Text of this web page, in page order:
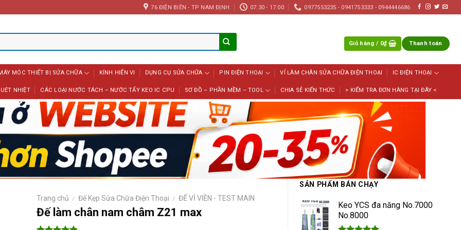
76 ĐIỆN BIÊN - TP NAM ĐỊNH 07:30 - 17:00 0977553235 - 0941753333 - 0944446686
Giỏ hàng / 0₫ Thanh toán
MÓC THIẾT BỊ SỬA CHỮA KÍNH HIỂN VI DỤNG CỤ SỬA CHỮA PIN ĐIỆN THOẠI VỈ LÀM CHÂN SỬA CHỮA ĐIỆN THOẠI IC ĐIỆN THOẠI
NHIỆT CÁC LOẠI NƯỚC TÁCH – NƯỚC TẨY KEO IC CPU SƠ ĐỒ – PHẦN MỀM – TOOL CHIA SẺ KIẾN THỨC > KIỂM TRA ĐƠN HÀNG TẠI ĐÂY <
SẢN PHẨM BÁN CHẠY
Keo YCS đa năng No.7000
No.8000
Trang chủ / Đế Kẹp Sửa Chữa Điện Thoại / ĐẾ VỈ VIỀN - TEST MAIN
Đế làm chân nam châm Z21 max